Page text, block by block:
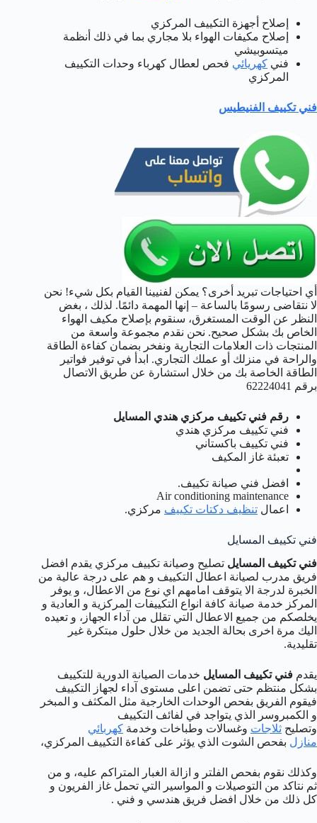
إصلاح أجهزة التكييف المركزي
إصلاح مكيفات الهواء بلا مجاري بما في ذلك أنظمة
ميتسوبيشي
فني كهريائي فحص لعطال كهرباء وحدات التكييف
المركزي
فني تكييف الفنيطيس
أي احتياجات تبريد أخرى؟ يمكن لفنيينا القيام بكل شيء! نحن
لا نتقاضى رسومًا بالساعة – إنها المهمة دائمًا. لذلك ، بغض
النظر عن الوقت المستغرق، سنقوم بإصلاح مكيف الهواء
الخاص بك بشكل صحيح. نحن نقدم مجموعة واسعة من
المنتجات ذات العلامات التجارية ونفخر بضمان كفاءة الطاقة
والراحة في منزلك أو عملك التجاري. ابدأ في توفير فواتير
الطاقة الخاصة بك من خلال استشارة عن طريق الاتصال
برقم 62224041
رقم فني تكييف مركزي هندي المسايل
فني تكييف مركزي هندي
فني تكييف باكستاني
تعبئة غاز المكيف
افضل فني صيانة تكييف.
Air conditioning maintenance
اعمال تنظيف دكتات تكييف مركزي.
فني تكييف المسايل
فني تكييف المسايل تصليح وصيانة تكييف مركزي يقدم افضل
فريق مدرب لصيانة اعطال التكييف و هم على درجة عالية من
الخبرة لدرجة الا يتوقف امامهم اي نوع من الاعطال، و يوفر
المركز خدمة صيانة كافة انواع التكييفات المركزية و العادية و
يخلصكم من جميع الاعطال التي تقلل من آداء الجهاز، و تعيده
اليك مرة اخرى بحالة الجديد من خلال حلول مبتكرة غير
تقليدية.
يقدم فني تكييف المسايل خدمات الصيانة الدورية للتكييف
بشكل منتظم حتى تضمن اعلى مستوى آداء لجهاز التكييف
فيقوم الفريق بفحص الوحدات الخارجية مثل المكثف و المبخر
و الكمبروسر الذي يتواجد في لفائف التكييف
وتصليح ثلاجات وغسالات وطباخات وخدمة كهربائي
منازل بفحص الشوت الذي يؤثر على كفاءة التكييف المركزي،
وكذلك نقوم بفحص الفلتر و ازالة الغبار المتراكم عليه، و من
ثم نتاكد من التوصيلات و المواسير التي تحمل غاز الفريون و
كل ذلك من خلال افضل فريق هندسي و فني .